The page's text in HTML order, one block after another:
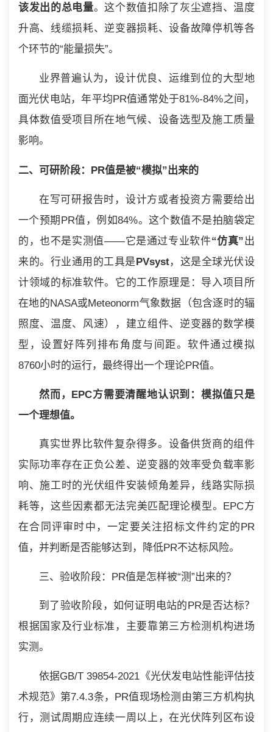
该发出的总电量。这个数值扣除了灰尘遮挡、温度
升高、线缆损耗、逆变器损耗、设备故障停机等各
个环节的“能量损失”。
业界普遍认为，设计优良、运维到位的大型地
面光伏电站，年平均PR值通常处于81%-84%之间，
具体数值受项目所在地气候、设备选型及施工质量
影响。
二、可研阶段：PR值是被“模拟”出来的
在写可研报告时，设计方或者投资方需要给出
一个预期PR值，例如84%。这个数值不是拍脑袋定
的，也不是实测值——它是通过专业软件“仿真”出
来的。行业通用的工具是PVsyst，这是全球光伏设
计领域的标准软件。它的工作原理是：导入项目所
在地的NASA或Meteonorm气象数据（包含逐时的辐
照度、温度、风速），建立组件、逆变器的数学模
型，设置好阵列排布角度与间距。软件通过模拟
8760小时的运行，最终得出一个理论PR值。
然而，EPC方需要清醒地认识到：模拟值只是
一个理想值。
真实世界比软件复杂得多。设备供货商的组件
实际功率存在正负公差、逆变器的效率受负载率影
响、施工时的光伏组件安装倾角差异，线路实际损
耗等，这些因素都无法完美匹配理论模型。EPC方
在合同评审时中，一定要关注招标文件约定的PR
值，并判断是否能够达到，降低PR不达标风险。
三、验收阶段：PR值是怎样被“测”出来的？
到了验收阶段，如何证明电站的PR是否达标？
根据国家及行业标准，主要靠第三方检测机构进场
实测。
依据GB/T 39854-2021《光伏发电站性能评估技
术规范》第7.4.3条，PR值现场检测由第三方机构执
行，测试周期应连续一周以上，在光伏阵列区布设